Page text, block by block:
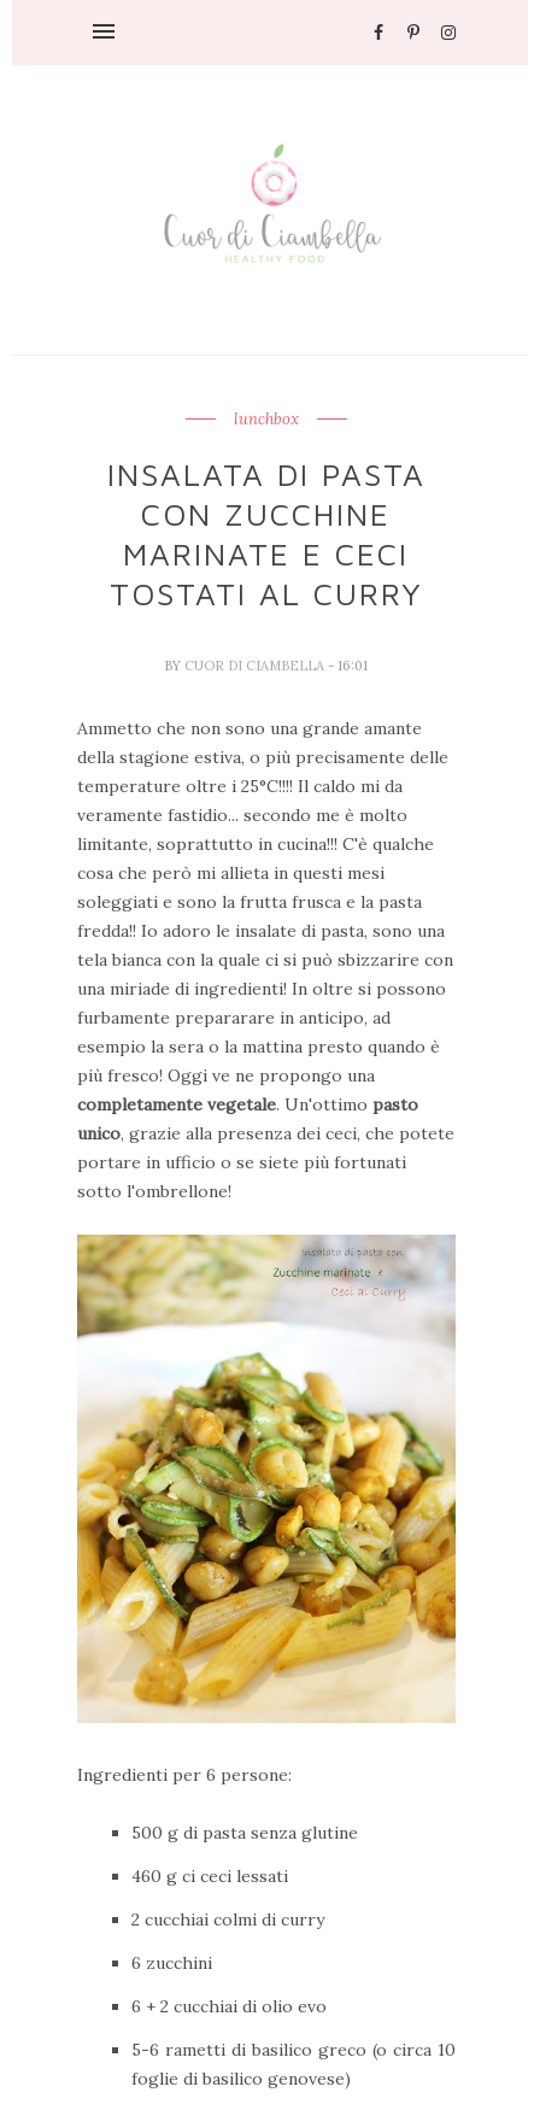
lunchbox
INSALATA DI PASTA
CON ZUCCHINE
MARINATE E CECI
TOSTATI AL CURRY
BY CUOR DI CIAMBELLA - 16:01
Ammetto che non sono una grande amante
della stagione estiva, o più precisamente delle
temperature oltre i 25°C!!!! Il caldo mi da
veramente fastidio... secondo me è molto
limitante, soprattutto in cucina!!! C'è qualche
cosa che però mi allieta in questi mesi
soleggiati e sono la frutta frusca e la pasta
fredda!! Io adoro le insalate di pasta, sono una
tela bianca con la quale ci si può sbizzarire con
una miriade di ingredienti! In oltre si possono
furbamente prepararare in anticipo, ad
esempio la sera o la mattina presto quando è
più fresco! Oggi ve ne propongo una
completamente vegetale. Un'ottimo pasto
unico, grazie alla presenza dei ceci, che potete
portare in ufficio o se siete più fortunati
sotto l'ombrellone!
Ingredienti per 6 persone:
500 g di pasta senza glutine
460 g ci ceci lessati
2 cucchiai colmi di curry
6 zucchini
6 + 2 cucchiai di olio evo
5-6 rametti di basilico greco (o circa 10
foglie di basilico genovese)